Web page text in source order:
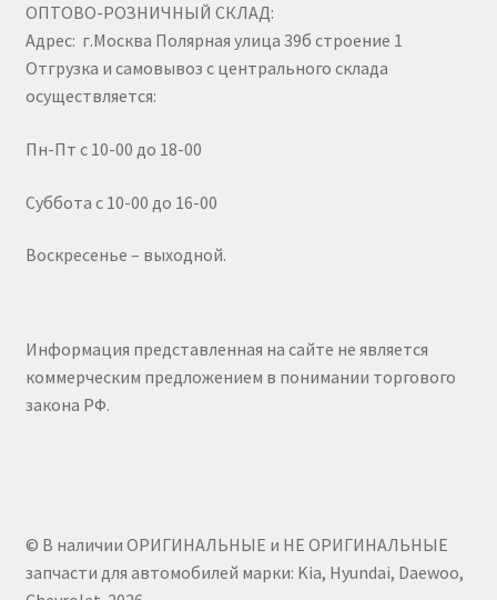
ОПТОВО-РОЗНИЧНЫЙ СКЛАД:
Адрес: г.Москва Полярная улица 39б строение 1
Отгрузка и самовывоз с центрального склада
осуществляется:
Пн-Пт с 10-00 до 18-00
Суббота с 10-00 до 16-00
Воскресенье – выходной.
Информация представленная на сайте не является
коммерческим предложением в понимании торгового
закона РФ.
© В наличии ОРИГИНАЛЬНЫЕ и НЕ ОРИГИНАЛЬНЫЕ
запчасти для автомобилей марки: Kia, Hyundai, Daewoo,